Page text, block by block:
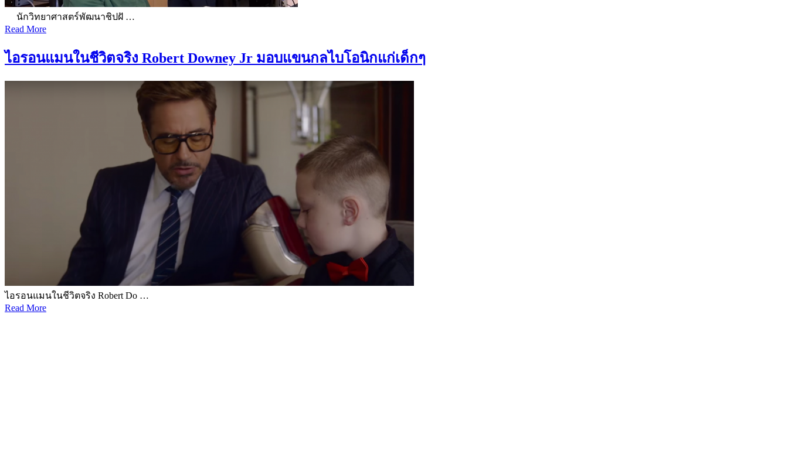
นักวิทยาศาสตร์พัฒนาชิปฝั …
Read More
ไอรอนแมนในชีวิตจริง Robert Downey Jr มอบแขนกลไบโอนิกแก่เด็กๆ
ไอรอนแมนในชีวิตจริง Robert Do …
Read More